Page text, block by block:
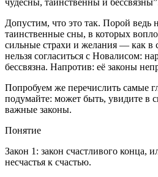
чудесны, таинственны и
Допустим, что это так. Порой ведь
таинственные сны, в которых
сильные страхи и желания — как в
нельзя согласиться с Новалисом:
бессвязна. Напротив: её законы
Попробуем же перечислить самые
подумайте: может быть, увидите в
важные законы.
Понятие
Закон 1: закон счастливого конца,
несчастья к счастью.